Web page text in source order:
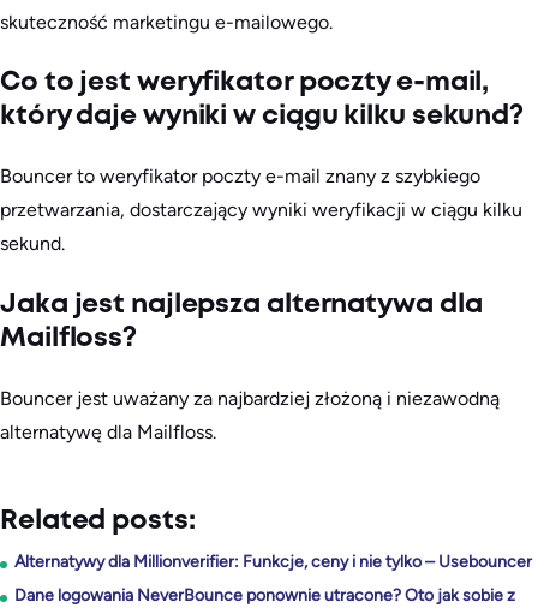
skuteczność marketingu e-mailowego.
Co to jest weryfikator poczty e-mail,
który daje wyniki w ciągu kilku sekund?
Bouncer to weryfikator poczty e-mail znany z szybkiego
przetwarzania, dostarczający wyniki weryfikacji w ciągu kilku
sekund.
Jaka jest najlepsza alternatywa dla
Mailfloss?
Bouncer jest uważany za najbardziej złożoną i niezawodną
alternatywę dla Mailfloss.
Related posts:
Alternatywy dla Millionverifier: Funkcje, ceny i nie tylko – Usebouncer
Dane logowania NeverBounce ponownie utracone? Oto jak sobie z